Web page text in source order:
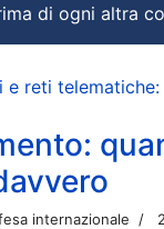
di ogni altra
e reti
internazionale